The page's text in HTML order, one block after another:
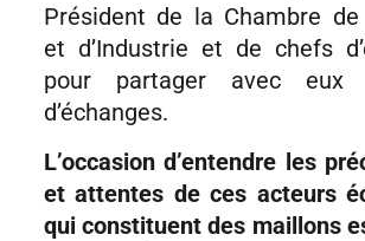
Président de la Chambre de
et d’Industrie et de chefs
pour partager avec eux
d’échanges.
L’occasion d’entendre les
et attentes de ces acteurs
qui constituent des maillons